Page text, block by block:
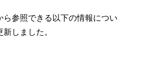
ら参照できる以下の情報につい
しました。